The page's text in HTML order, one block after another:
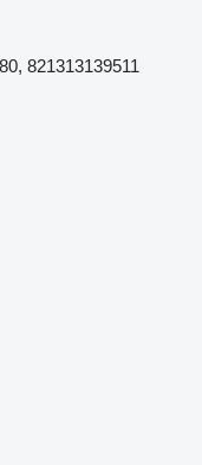
821313139511